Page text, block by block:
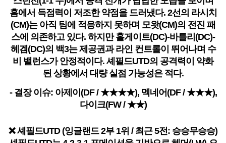
홈에서 득점력이 저조한 약점을 드러냈다. 2선의 라시치
(CM)는 아직 팀에 적응하지 못하며 모왓(CM)의 전진 패
스에 의존하고 있다. 하지만 홀게이트(DC)-바틀리(DC)-
헤겜(DC)의 백3는 제공권과 라인 컨트롤이 뛰어나며 수
비 밸런스가 안정적이다. 셰필드UTD의 공격력이 약화
된 상황에서 대량 실점 가능성은 적다.
- 결장 이슈: 아제이(DF / ★★★★), 멕네어(DF / ★★★),
다이크(FW / ★★)
❌ 셰필드UTD (잉글랜드 2부 1위 / 최근 5전: 승승무승승)